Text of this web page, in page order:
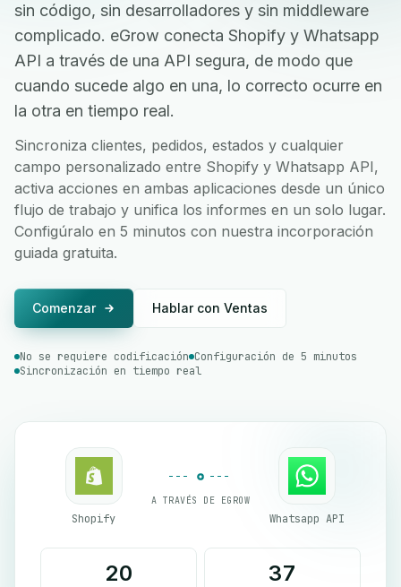
sin código, sin desarrolladores y sin middleware
complicado. eGrow conecta Shopify y Whatsapp
API a través de una API segura, de modo que
cuando sucede algo en una, lo correcto ocurre en
la otra en tiempo real.
Sincroniza clientes, pedidos, estados y cualquier
campo personalizado entre Shopify y Whatsapp API,
activa acciones en ambas aplicaciones desde un único
flujo de trabajo y unifica los informes en un solo lugar.
Configúralo en 5 minutos con nuestra incorporación
guiada gratuita.
Comenzar Hablar con Ventas
No se requiere codificación Configuración de 5 minutos
Sincronización en tiempo real
Shopify
A TRAVÉS DE EGROW
Whatsapp API
20 37